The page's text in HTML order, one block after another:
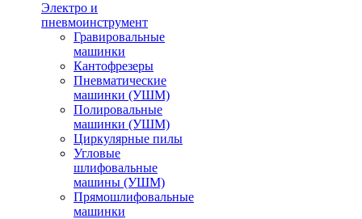
Электро и
пневмоинструмент
Гравировальные
машинки
Кантофрезеры
Пневматические
машинки (УШМ)
Полировальные
машинки (УШМ)
Циркулярные пилы
Угловые
шлифовальные
машины (УШМ)
Прямошлифовальные
машинки